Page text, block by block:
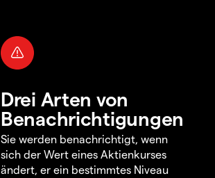
Drei Arten von
Benachrichtigungen
Sie werden benachrichtigt, wenn
sich der Wert eines Aktienkurses
ändert, er ein bestimmtes Niveau